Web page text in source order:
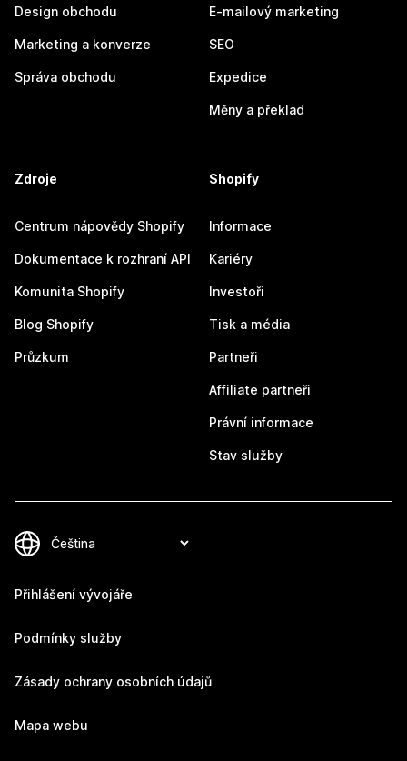
Design obchodu
Marketing a konverze
Správa obchodu
E-mailový marketing
SEO
Expedice
Měny a překlad
Zdroje
Centrum nápovědy Shopify
Dokumentace k rozhraní API
Komunita Shopify
Blog Shopify
Průzkum
Shopify
Informace
Kariéry
Investoři
Tisk a média
Partneři
Affiliate partneři
Právní informace
Stav služby
Přihlášení vývojáře
Podmínky služby
Zásady ochrany osobních údajů
Mapa webu